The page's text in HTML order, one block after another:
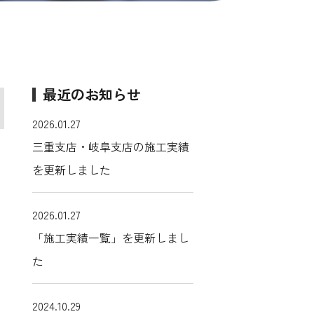
最近のお知らせ
2026.01.27
三重支店・岐阜支店の施工実績
を更新しました
2026.01.27
「施工実績一覧」を更新しまし
た
2024.10.29